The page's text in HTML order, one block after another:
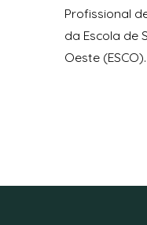
Profissional
da Escola de
Oeste (ESCO).